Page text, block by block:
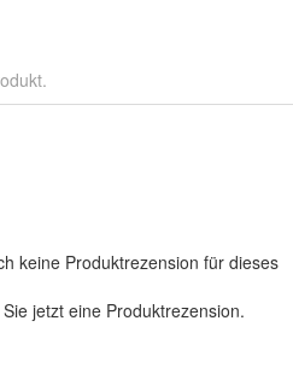
keine Produktrezension für dieses
jetzt eine Produktrezension.